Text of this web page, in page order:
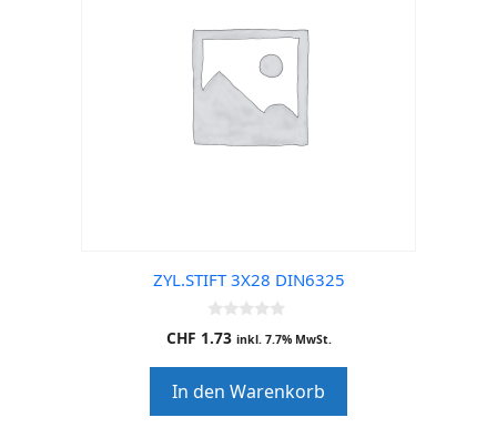
ZYL.STIFT 3X28 DIN6325
0
o
o
f
5
CHF 1.73 inkl. 7.7% MwSt.
In den Warenkorb